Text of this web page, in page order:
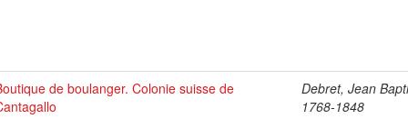
de boulanger. Colonie suisse de
Debret, Jean
1768-1848